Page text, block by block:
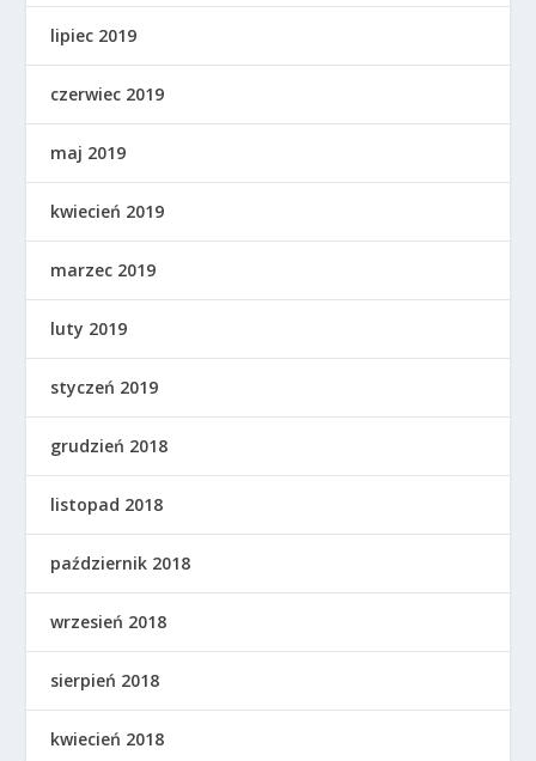
lipiec 2019
czerwiec 2019
maj 2019
kwiecień 2019
marzec 2019
luty 2019
styczeń 2019
grudzień 2018
listopad 2018
październik 2018
wrzesień 2018
sierpień 2018
kwiecień 2018